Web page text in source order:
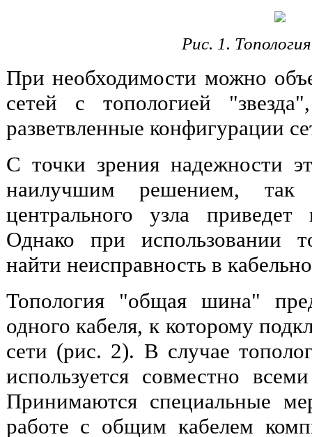
Рис. 1.
При необходимости можно
сетей с топологией
разветвленные конфигурации
С точки зрения надежности
наилучшим решением,
центрального узла
Однако при использовании
найти неисправность в
Топология "общая шина"
одного кабеля, к которому
сети (рис. 2). В случае
используется совместно
Принимаются специальные
работе с общим кабелем